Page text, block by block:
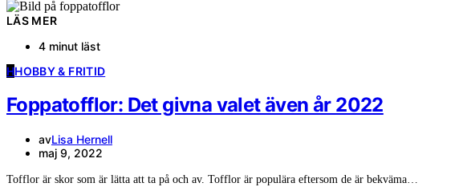
LÄS MER
4 minut läst
HHOBBY & FRITID
Foppatofflor: Det givna valet även år 2022
avLisa Hernell
maj 9, 2022
Tofflor är skor som är lätta att ta på och av. Tofflor är populära eftersom de är bekväma…